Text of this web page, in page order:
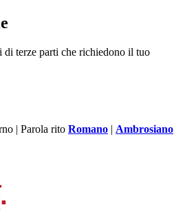
di terze parti che richiedono il tuo
| Parola rito Romano | Ambrosiano